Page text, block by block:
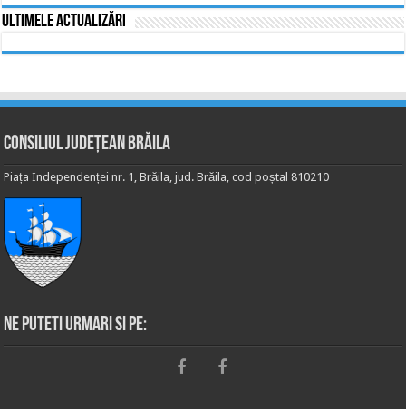
Ultimele actualizări
Consiliul Județean Brăila
Piața Independenței nr. 1, Brăila, jud. Brăila, cod poștal 810210
Ne puteti urmari si pe: